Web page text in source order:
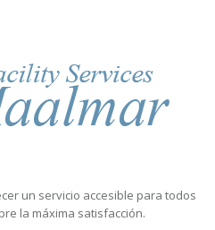
un servicio accesible para todos
la máxima satisfacción.